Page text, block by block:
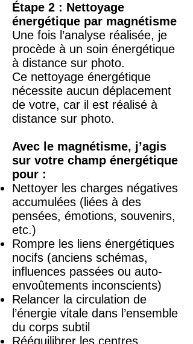
Étape 2 : Nettoyage
énergétique par magnétisme
Une fois l’analyse réalisée, je
procède à un soin énergétique
à distance sur photo.
Ce nettoyage énergétique
nécessite aucun déplacement
de votre, car il est réalisé à
distance sur photo.
Avec le magnétisme, j’agis
sur votre champ énergétique
pour :
Nettoyer les charges négatives
accumulées (liées à des
pensées, émotions, souvenirs,
etc.)
Rompre les liens énergétiques
nocifs (anciens schémas,
influences passées ou auto-
envoûtements inconscients)
Relancer la circulation de
l’énergie vitale dans l’ensemble
du corps subtil
Rééquilibrer les centres